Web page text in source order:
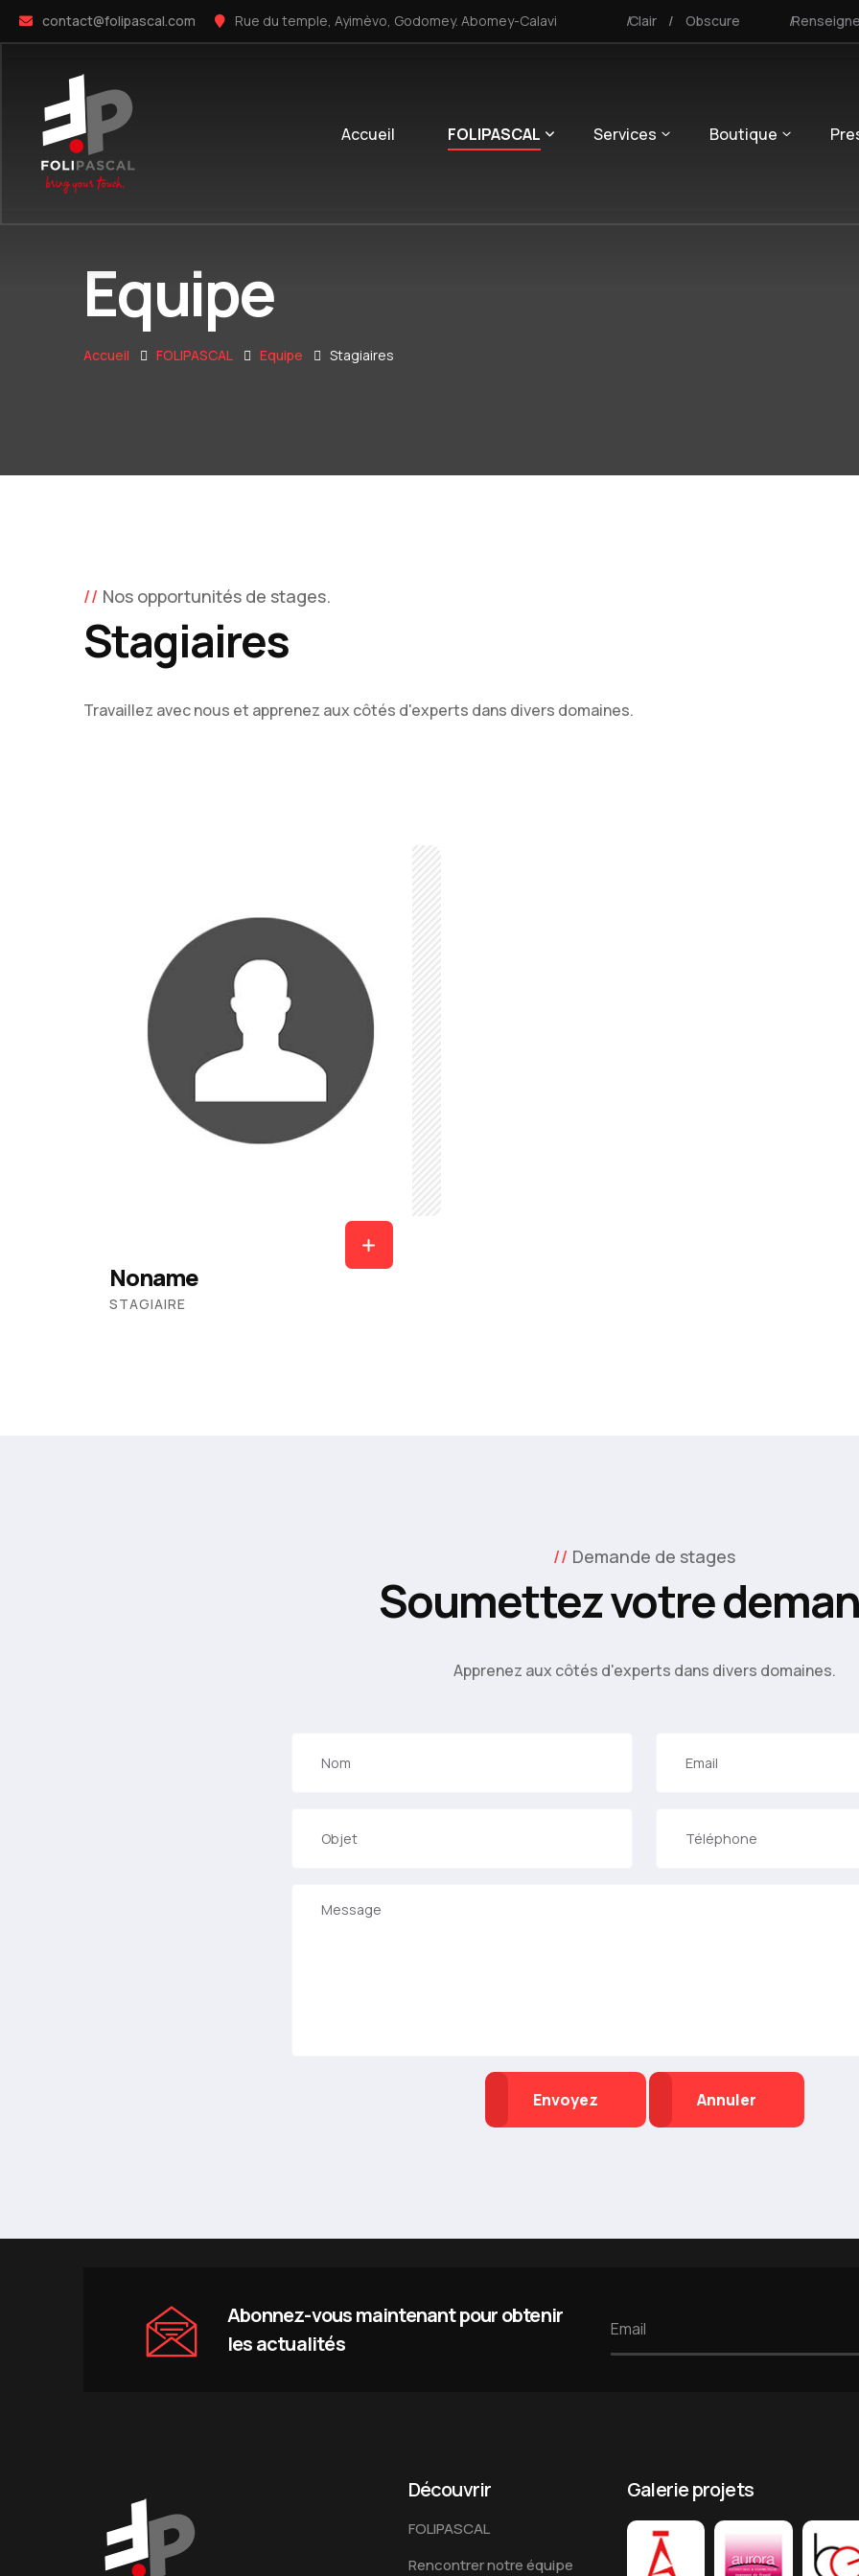
contact@folipascal.com Rue du temple, Ayimèvo, Godomey. Abomey-Calavi Clair Obscure
Accueil FOLIPASCAL Services Boutique
Equipe
Accueil FOLIPASCAL Equipe Stagiaires
Nos opportunités de stages.
Stagiaires
Travaillez avec nous et apprenez aux côtés d'experts dans divers domaines.
Noname
STAGIAIRE
Demande de stages
Soumettez votre
Apprenez aux côtés d'experts dans divers domaines.
Envoyez Annuler
Abonnez-vous maintenant pour obtenir
les actualités
Découvrir
FOLIPASCAL
Rencontrer notre équipe
Galerie projets